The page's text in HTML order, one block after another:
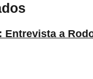
Entrevista a